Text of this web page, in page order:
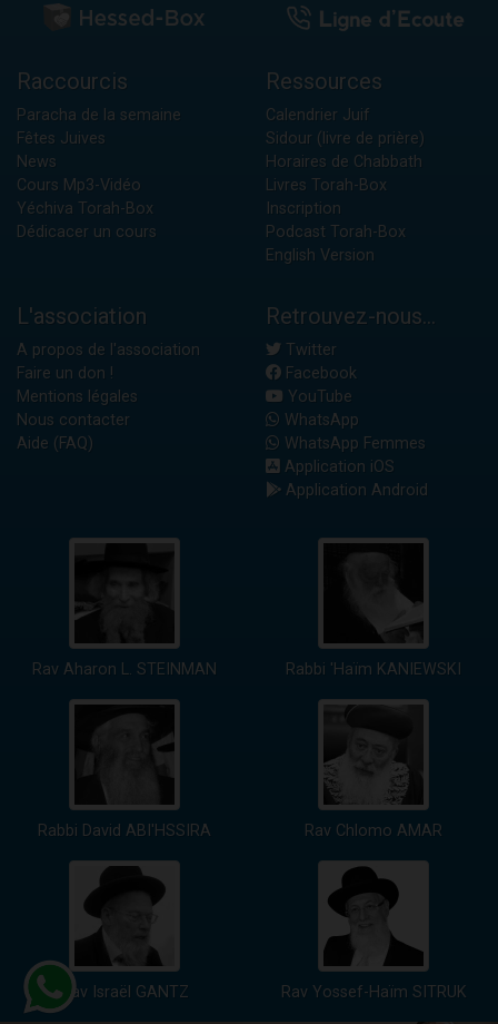
Raccourcis
Paracha de la semaine
Fêtes Juives
News
Cours Mp3-Vidéo
Yéchiva Torah-Box
Dédicacer un cours
Ressources
Calendrier Juif
Sidour (livre de prière)
Horaires de Chabbath
Livres Torah-Box
Inscription
Podcast Torah-Box
English Version
L'association
A propos de l'association
Faire un don !
Mentions légales
Nous contacter
Aide (FAQ)
Retrouvez-nous...
Twitter
Facebook
YouTube
WhatsApp
WhatsApp Femmes
Application iOS
Application Android
Rav Aharon L. STEINMAN Rabbi 'Haïm KANIEWSKI
Rabbi David ABI'HSSIRA Rav Chlomo AMAR
Rav Israël GANTZ Rav Yossef-Haïm SITRUK